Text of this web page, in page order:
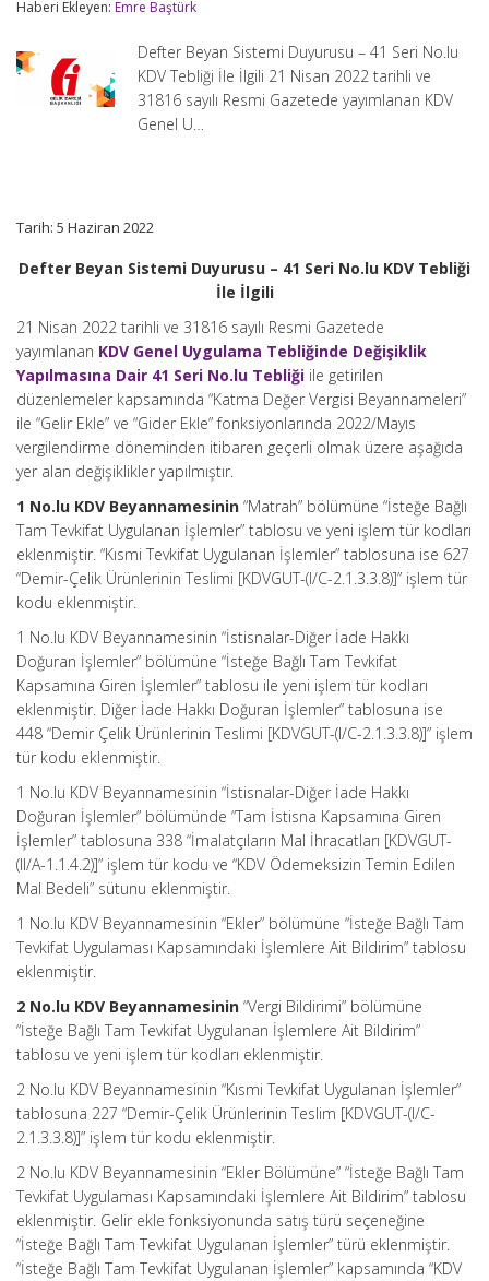
41
Tebliği
İle
Haberi Ekleyen: Emre Baştürk
Defter Beyan Sistemi Duyurusu – 41 Seri No.lu
KDV Tebliği İle İlgili 21 Nisan 2022 tarihli ve
31816 sayılı Resmi Gazetede yayımlanan KDV
Genel U…
Tarih: 5 Haziran 2022
Defter Beyan Sistemi Duyurusu – 41 Seri No.lu KDV Tebliği
İle İlgili
21 Nisan 2022 tarihli ve 31816 sayılı Resmi Gazetede
yayımlanan KDV Genel Uygulama Tebliğinde Değişiklik
Yapılmasına Dair 41 Seri No.lu Tebliği ile getirilen
düzenlemeler kapsamında “Katma Değer Vergisi Beyannameleri”
ile “Gelir Ekle” ve “Gider Ekle” fonksiyonlarında 2022/Mayıs
vergilendirme döneminden itibaren geçerli olmak üzere aşağıda
yer alan değişiklikler yapılmıştır.
1 No.lu KDV Beyannamesinin “Matrah” bölümüne “İsteğe Bağlı
Tam Tevkifat Uygulanan İşlemler” tablosu ve yeni işlem tür kodları
eklenmiştir. “Kısmi Tevkifat Uygulanan İşlemler” tablosuna ise 627
“Demir-Çelik Ürünlerinin Teslimi [KDVGUT-(I/C-2.1.3.3.8)]” işlem tür
kodu eklenmiştir.
1 No.lu KDV Beyannamesinin “İstisnalar-Diğer İade Hakkı
Doğuran İşlemler” bölümüne “İsteğe Bağlı Tam Tevkifat
Kapsamına Giren İşlemler” tablosu ile yeni işlem tür kodları
eklenmiştir. Diğer İade Hakkı Doğuran İşlemler” tablosuna ise
448 “Demir Çelik Ürünlerinin Teslimi [KDVGUT-(I/C-2.1.3.3.8)]” işlem
tür kodu eklenmiştir.
1 No.lu KDV Beyannamesinin “İstisnalar-Diğer İade Hakkı
Doğuran İşlemler” bölümünde “Tam İstisna Kapsamına Giren
İşlemler” tablosuna 338 “İmalatçıların Mal İhracatları [KDVGUT-
(II/A-1.1.4.2)]” işlem tür kodu ve “KDV Ödemeksizin Temin Edilen
Mal Bedeli” sütunu eklenmiştir.
1 No.lu KDV Beyannamesinin “Ekler” bölümüne “İsteğe Bağlı Tam
Tevkifat Uygulaması Kapsamındaki İşlemlere Ait Bildirim” tablosu
eklenmiştir.
2 No.lu KDV Beyannamesinin “Vergi Bildirimi” bölümüne
“İsteğe Bağlı Tam Tevkifat Uygulanan İşlemlere Ait Bildirim”
tablosu ve yeni işlem tür kodları eklenmiştir.
2 No.lu KDV Beyannamesinin “Kısmi Tevkifat Uygulanan İşlemler”
tablosuna 227 “Demir-Çelik Ürünlerinin Teslim [KDVGUT-(I/C-
2.1.3.3.8)]” işlem tür kodu eklenmiştir.
2 No.lu KDV Beyannamesinin “Ekler Bölümüne” “İsteğe Bağlı Tam
Tevkifat Uygulaması Kapsamındaki İşlemlere Ait Bildirim” tablosu
eklenmiştir. Gelir ekle fonksiyonunda satış türü seçeneğine
“İsteğe Bağlı Tam Tevkifat Uygulanan İşlemler” türü eklenmiştir.
“İsteğe Bağlı Tam Tevkifat Uygulanan İşlemler” kapsamında “KDV